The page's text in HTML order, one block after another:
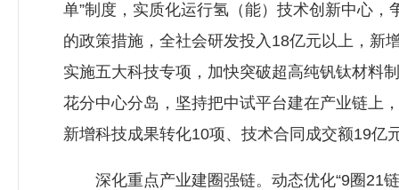
单”制度，实质化运行氢（能）技术创新中心
的政策措施，全社会研发投入18亿元以上，新
实施五大科技专项，加快突破超高纯钒钛材料
花分中心分岛，坚持把中试平台建在产业链上
新增科技成果转化10项、技术合同成交额19亿
深化重点产业建圈强链。动态优化“9圈21链